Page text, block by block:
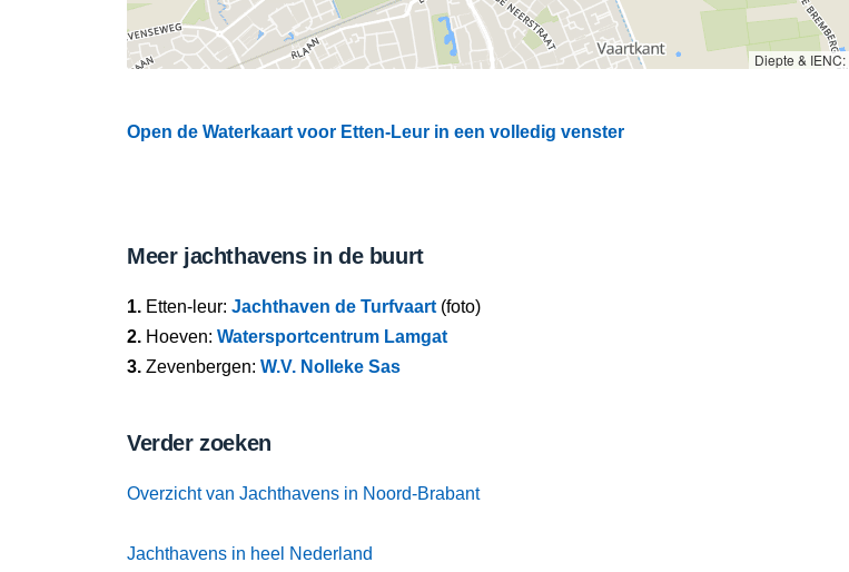
Diepte & IENC:
Open de Waterkaart voor Etten-Leur in een volledig venster
Meer jachthavens in de buurt
1. Etten-leur: Jachthaven de Turfvaart (foto)
2. Hoeven: Watersportcentrum Lamgat
3. Zevenbergen: W.V. Nolleke Sas
Verder zoeken
Overzicht van Jachthavens in Noord-Brabant
Jachthavens in heel Nederland